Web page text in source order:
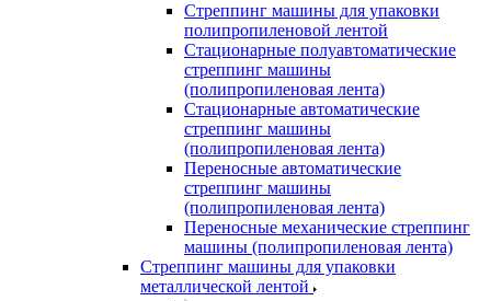
Стреппинг машины для упаковки
полипропиленовой лентой
Стационарные полуавтоматические
стреппинг машины
(полипропиленовая лента)
Стационарные автоматические
стреппинг машины
(полипропиленовая лента)
Переносные автоматические
стреппинг машины
(полипропиленовая лента)
Переносные механические стреппинг
машины (полипропиленовая лента)
Стреппинг машины для упаковки
металлической лентой